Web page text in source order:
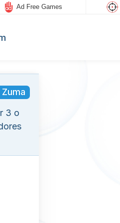
Ad Free Games
3 o